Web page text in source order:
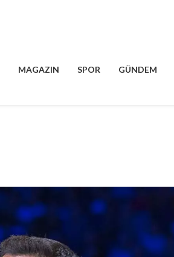
MAGAZIN SPOR GÜNDEM